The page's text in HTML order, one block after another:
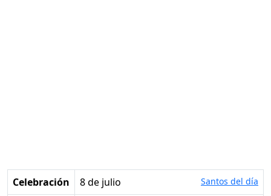
Celebración 8 de julio Santos del día